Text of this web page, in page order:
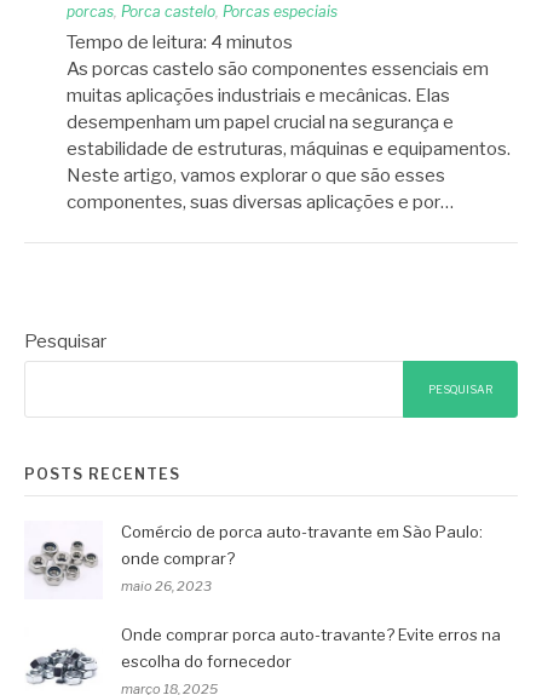
porcas Porca castelo Porcas especiais
Tempo de leitura: 4 minutos
As porcas castelo são componentes essenciais em
muitas aplicações industriais e mecânicas. Elas
desempenham um papel crucial na segurança e
estabilidade de estruturas, máquinas e equipamentos.
Neste artigo, vamos explorar o que são esses
componentes, suas diversas aplicações e por…
Pesquisar
PESQUISAR
POSTS RECENTES
Comércio de porca auto-travante em São Paulo:
onde comprar?
maio 26, 2023
Onde comprar porca auto-travante? Evite erros na
escolha do fornecedor
março 18, 2025